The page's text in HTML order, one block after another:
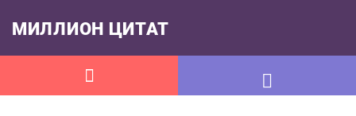
МИЛЛИОН ЦИТАТ